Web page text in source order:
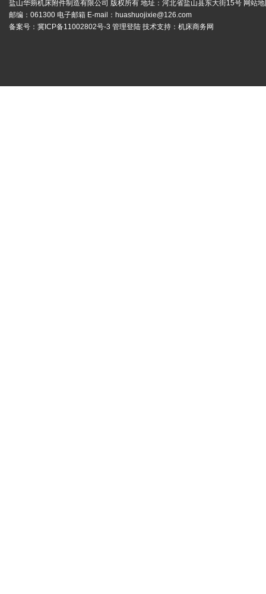
盐山华蒴机床附件制造有限公司 版权所有 地址：河北省盐山县东大街15号 网站
邮编：061300 电子邮箱 E-mail： huashuojixie@126.com
备案号： 冀ICP备11002802号-3 管理登陆 技术支持： 机床商务网